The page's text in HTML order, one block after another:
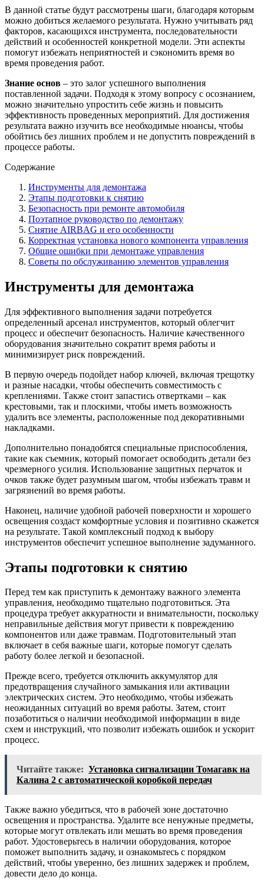
В данной статье будут рассмотрены шаги, благодаря которым
можно добиться желаемого результата. Нужно учитывать ряд
факторов, касающихся инструмента, последовательности
действий и особенностей конкретной модели. Эти аспекты
помогут избежать неприятностей и сэкономить время во
время проведения работ.
Знание основ – это залог успешного выполнения
поставленной задачи. Подходя к этому вопросу с осознанием,
можно значительно упростить себе жизнь и повысить
эффективность проведенных мероприятий. Для достижения
результата важно изучить все необходимые нюансы, чтобы
обойтись без лишних проблем и не допустить повреждений в
процессе работы.
Содержание
Инструменты для демонтажа
Этапы подготовки к снятию
Безопасность при ремонте автомобиля
Поэтапное руководство по демонтажу
Снятие AIRBAG и его особенности
Корректная установка нового компонента управления
Общие ошибки при демонтаже управления
Советы по обслуживанию элементов управления
Инструменты для демонтажа
Для эффективного выполнения задачи потребуется
определенный арсенал инструментов, который облегчит
процесс и обеспечит безопасность. Наличие качественного
оборудования значительно сократит время работы и
минимизирует риск повреждений.
В первую очередь подойдет набор ключей, включая трещотку
и разные насадки, чтобы обеспечить совместимость с
креплениями. Также стоит запастись отвертками – как
крестовыми, так и плоскими, чтобы иметь возможность
удалить все элементы, расположенные под декоративными
накладками.
Дополнительно понадобятся специальные приспособления,
такие как съемник, который помогает освободить детали без
чрезмерного усилия. Использование защитных перчаток и
очков также будет разумным шагом, чтобы избежать травм и
загрязнений во время работы.
Наконец, наличие удобной рабочей поверхности и хорошего
освещения создаст комфортные условия и позитивно скажется
на результате. Такой комплексный подход к выбору
инструментов обеспечит успешное выполнение задуманного.
Этапы подготовки к снятию
Перед тем как приступить к демонтажу важного элемента
управления, необходимо тщательно подготовиться. Эта
процедура требует аккуратности и внимательности, поскольку
неправильные действия могут привести к повреждению
компонентов или даже травмам. Подготовительный этап
включает в себя важные шаги, которые помогут сделать
работу более легкой и безопасной.
Прежде всего, требуется отключить аккумулятор для
предотвращения случайного замыкания или активации
электрических систем. Это необходимо, чтобы избежать
неожиданных ситуаций во время работы. Затем, стоит
позаботиться о наличии необходимой информации в виде
схем и инструкций, что позволит избежать ошибок и ускорит
процесс.
Читайте также: Установка сигнализации Томагавк на
Калина 2 с автоматической коробкой передач
Также важно убедиться, что в рабочей зоне достаточно
освещения и пространства. Удалите все ненужные предметы,
которые могут отвлекать или мешать во время проведения
работ. Удостоверьтесь в наличии оборудования, которое
поможет выполнить задачу, и ознакомьтесь с порядком
действий, чтобы уверенно, без лишних задержек и проблем,
довести дело до конца.